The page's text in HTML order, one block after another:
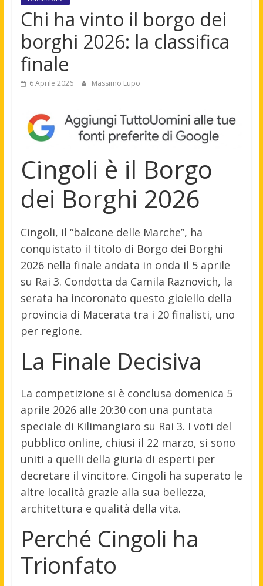
Chi ha vinto il borgo dei
borghi 2026: la classifica
finale
6 Aprile 2026 Massimo Lupo
Cingoli è il Borgo
dei Borghi 2026
Cingoli, il “balcone delle Marche”, ha
conquistato il titolo di Borgo dei Borghi
2026 nella finale andata in onda il 5 aprile
su Rai 3. Condotta da Camila Raznovich, la
serata ha incoronato questo gioiello della
provincia di Macerata tra i 20 finalisti, uno
per regione.
La Finale Decisiva
La competizione si è conclusa domenica 5
aprile 2026 alle 20:30 con una puntata
speciale di Kilimangiaro su Rai 3. I voti del
pubblico online, chiusi il 22 marzo, si sono
uniti a quelli della giuria di esperti per
decretare il vincitore. Cingoli ha superato le
altre località grazie alla sua bellezza,
architettura e qualità della vita.
Perché Cingoli ha
Trionfato